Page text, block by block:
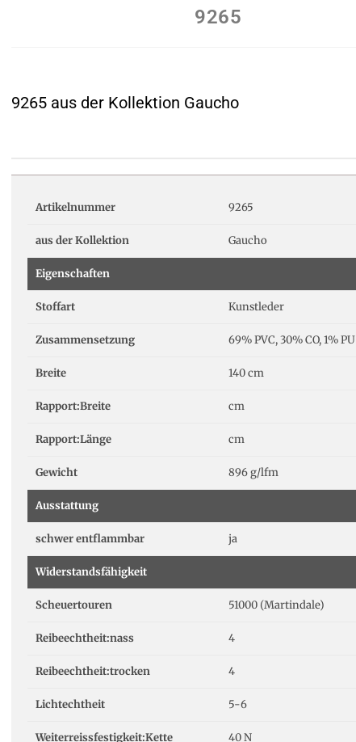
9265
9265 aus der Kollektion Gaucho
Artikelnummer 9265
aus der Kollektion Gaucho
Eigenschaften
Stoffart Kunstleder
Zusammensetzung 69% PVC, 30% CO, 1% PU
Breite 140 cm
Rapport:Breite cm
Rapport:Länge cm
Gewicht 896 g/lfm
Ausstattung
schwer entflammbar ja
Widerstandsfähigkeit
Scheuertouren 51000 (Martindale)
Reibeechtheit:nass 4
Reibeechtheit:trocken 4
Lichtechtheit 5-6
Weiterreissfestigkeit:Kette 40 N